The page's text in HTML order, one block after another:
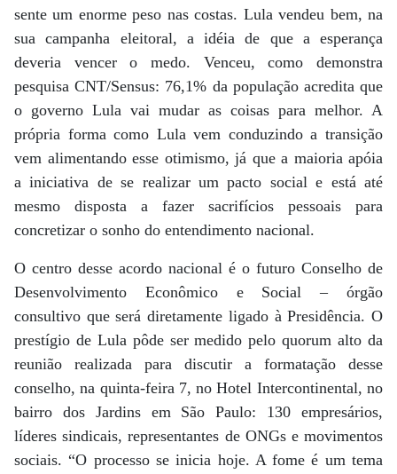
sente um enorme peso nas costas. Lula vendeu bem, na
sua campanha eleitoral, a idéia de que a esperança
deveria vencer o medo. Venceu, como demonstra
pesquisa CNT/Sensus: 76,1% da população acredita que
o governo Lula vai mudar as coisas para melhor. A
própria forma como Lula vem conduzindo a transição
vem alimentando esse otimismo, já que a maioria apóia
a iniciativa de se realizar um pacto social e está até
mesmo disposta a fazer sacrifícios pessoais para
concretizar o sonho do entendimento nacional.
O centro desse acordo nacional é o futuro Conselho de
Desenvolvimento Econômico e Social – órgão
consultivo que será diretamente ligado à Presidência. O
prestígio de Lula pôde ser medido pelo quorum alto da
reunião realizada para discutir a formatação desse
conselho, na quinta-feira 7, no Hotel Intercontinental, no
bairro dos Jardins em São Paulo: 130 empresários,
líderes sindicais, representantes de ONGs e movimentos
sociais. “O processo se inicia hoje. A fome é um tema